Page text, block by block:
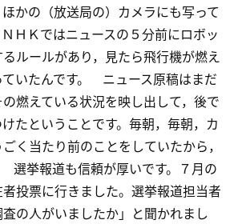
かの（放送局の）カメラにも写って
ＨＫではニュースの５分前にロボッ
ルールがあり，見たら飛行機が燃え
いたんです。 ニュース原稿はまだ
燃えている状況を映し出して，後で
たということです。毎朝，毎朝，カ
く当たり前のことをしていたから，
選挙報道も信頼が厚いです。７月の
投票に行きました。選挙報道担当者
の人がいましたか」と聞かれまし